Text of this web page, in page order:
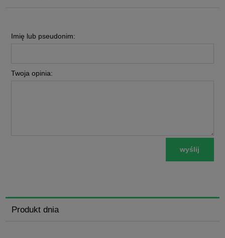
Imię lub pseudonim:
Twoja opinia:
wyślij
Produkt dnia